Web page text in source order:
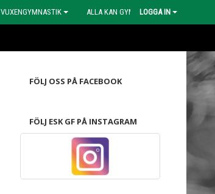
VUXENGYMNASTIK ALLA KAN GYMPALOGGA IN
FÖLJ OSS PÅ FACEBOOK
FÖLJ ESK GF PÅ INSTAGRAM